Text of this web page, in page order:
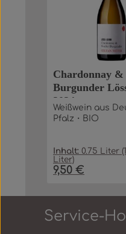
Chardonnay &
Burgunder
2024
Weißwein aus
Pfalz・BIO
Inhalt:0.75 Liter
Liter)
Regulärer Preis:
9,50 €
Service-